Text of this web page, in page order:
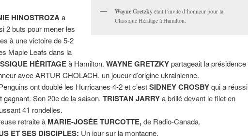
Wayne Gretzkyétait l’invité d’honneur pour la
Classique Héritage à Hamilton.
HINOSTROZAa
2 buts pour mener les
à une victoire de 5-2
Maple Leafs dans la
HÉRITAGEà Hamilton.WAYNE GRETZKYpartageait la présidence
avec ARTUR CHOLACH, un joueur d’origine ukrainienne.
ont doublé les Hurricanes 4-2 et c’estSIDNEY CROSBYqui a réussi
gagnant. Son 20e de la saison.TRISTAN JARRYa brillé devant le filet en
41 rondelles.
retraite à MARIE-JOSÉE TURCOTTE,de Radio-Canada.
ET SES DISCIPLES: Un jour sur la montagne,